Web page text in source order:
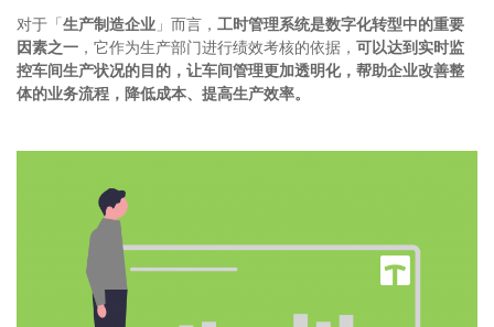
对于「 生产制造企业 」而言， 工时管理系统是数字化转型中的重要
因素之一 ，它作为生产部门进行绩效考核的依据， 可以达到实时监
控车间生产状况的目的，让车间管理更加透明化，帮助企业改善整
体的业务流程，降低成本、提高生产效率。